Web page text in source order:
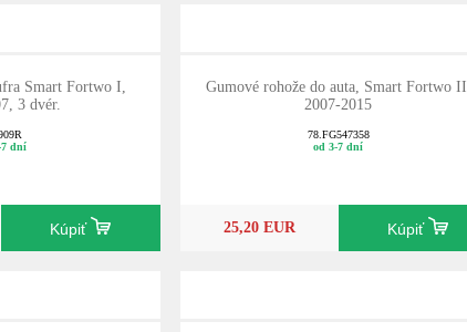
Smart Fortwo I,
3 dvér.
7 dní
Kúpiť
Gumové rohože do auta, Smart Fortwo II,
2007-2015
78.FG547358
od 3-7 dní
25,20 EUR Kúpiť